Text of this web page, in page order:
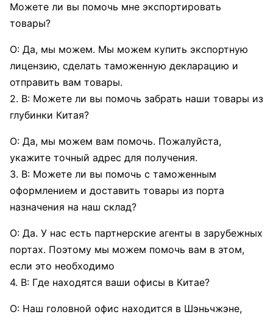
Можете ли вы помочь мне экспортировать
товары?
О: Да, мы можем. Мы можем купить экспортную
лицензию, сделать таможенную декларацию и
отправить вам товары.
2. В: Можете ли вы помочь забрать наши товары из
глубинки Китая?
О: Да, мы можем вам помочь. Пожалуйста,
укажите точный адрес для получения.
3. В: Можете ли вы помочь с таможенным
оформлением и доставить товары из порта
назначения на наш склад?
О: Да. У нас есть партнерские агенты в зарубежных
портах. Поэтому мы можем помочь вам в этом,
если это необходимо
4. В: Где находятся ваши офисы в Китае?
О: Наш головной офис находится в Шэньчжэне,